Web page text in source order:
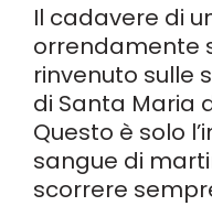
Il cadavere di
orrendamente
rinvenuto sulle
di Santa Maria
Questo è solo
sangue di
scorrere